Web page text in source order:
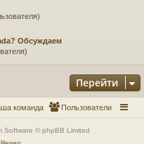
Обсуждаем
Перейти
Пользователи
команда
Software © phpBB Limited